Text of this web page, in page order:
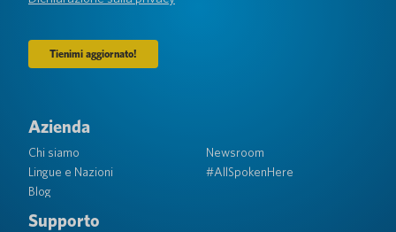
Azienda
Chi siamo
Lingue e Nazioni
Blog
Newsroom
#AllSpokenHere
Supporto